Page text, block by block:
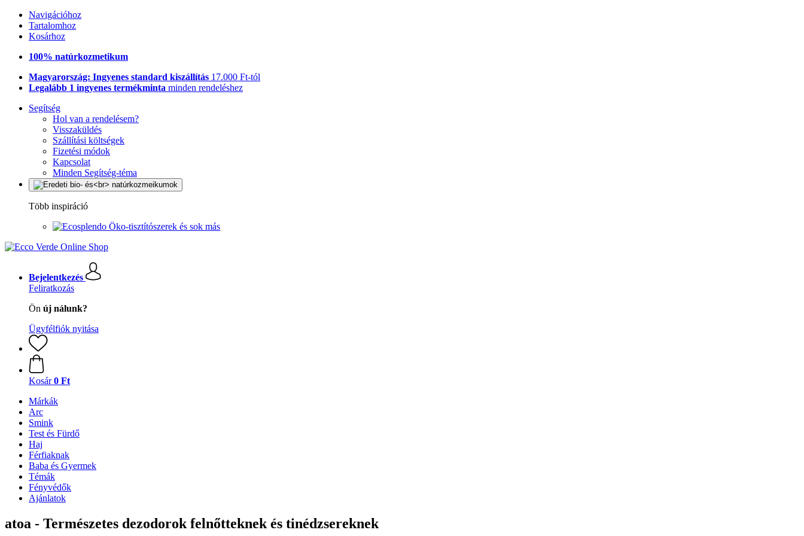
Navigációhoz
Tartalomhoz
Kosárhoz
100% natúrkozmetikum
Magyarország: Ingyenes standard kiszállítás 17.000 Ft-tól
Legalább 1 ingyenes termékminta minden rendeléshez
Segítség
Hol van a rendelésem?
Visszaküldés
Szállítási költségek
Fizetési módok
Kapcsolat
Minden Segítség-téma
Több inspiráció
Öko-tisztítószerek és sok más
Bejelentkezés
Feliratkozás
Ön új nálunk?
Ügyfélfiók nyitása
Kosár 0 Ft
Márkák
Arc
Smink
Test és Fürdő
Haj
Férfiaknak
Baba és Gyermek
Témák
Fényvédők
Ajánlatok
atoa - Természetes dezodorok felnőtteknek és tinédzsereknek